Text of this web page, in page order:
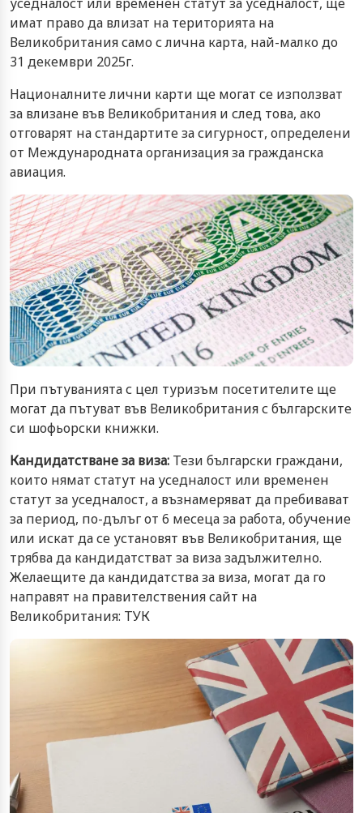
имат право да влизат на територията на
Великобритания само с лична карта, най-малко до
31 декември 2025г.
Националните лични карти ще могат се използват
за влизане във Великобритания и след това, ако
отговарят на стандартите за сигурност, определени
от Международната организация за гражданска
авиация.
При пътуванията с цел туризъм посетителите ще
могат да пътуват във Великобритания с българските
си шофьорски книжки.
Кандидатстване за виза: Тези български граждани,
които нямат статут на уседналост или временен
статут за уседналост, а възнамеряват да пребивават
за период, по-дълъг от 6 месеца за работа, обучение
или искат да се установят във Великобритания, ще
трябва да кандидатстват за виза задължително.
Желаещите да кандидатства за виза, могат да го
направят на правителствения сайт на
Великобритания: ТУК